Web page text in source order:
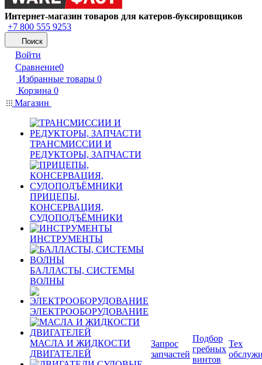
Интернет-магазин товаров для катеров-буксировщиков
+7 800 555 9253
Поиск
Войти
Сравнение0
Избранные товары 0
Корзина 0
Магазин
ТРАНСМИССИИ И
РЕДУКТОРЫ, ЗАПЧАСТИ
ПРИЦЕПЫ,
КОНСЕРВАЦИЯ,
СУДОПОДЪЁМНИКИ
ИНСТРУМЕНТЫ
БАЛЛАСТЫ, СИСТЕМЫ
ВОЛНЫ
ЭЛЕКТРООБОРУДОВАНИЕ
МАСЛА И ЖИДКОСТИ
ДВИГАТЕЛЕЙ
Запрос
запчастей
Подбор
гребных
винтов
Тех